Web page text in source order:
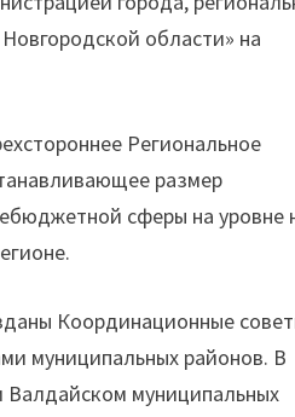
области» на
Региональное
размер
сферы на уровне
Координационные
муниципальных районов. В
муниципальных